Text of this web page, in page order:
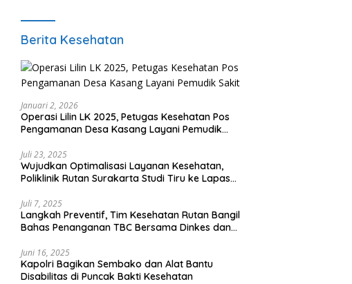
Berita Kesehatan
Januari 2, 2026
Operasi Lilin LK 2025, Petugas Kesehatan Pos
Pengamanan Desa Kasang Layani Pemudik
Juli 23, 2025
Wujudkan Optimalisasi Layanan Kesehatan,
Poliklinik Rutan Surakarta Studi Tiru ke Lapas
Juli 7, 2025
Langkah Preventif, Tim Kesehatan Rutan Bangil
Bahas Penanganan TBC Bersama Dinkes dan
Juni 16, 2025
Kapolri Bagikan Sembako dan Alat Bantu
Disabilitas di Puncak Bakti Kesehatan